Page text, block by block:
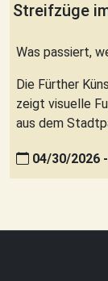
Streifzüge
04/30/2026
Was passiert,
Die Fürther
zeigt visuelle
aus dem